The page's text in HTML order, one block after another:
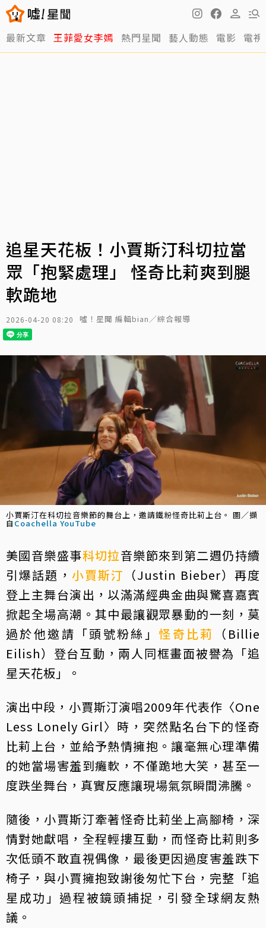
最新文章 王菲愛女李嫣 熱門星聞 藝人動態 電影 電視
追星天花板！小賈斯汀科切拉當
眾「抱緊處理」 怪奇比莉爽到腿
軟跪地
2026-04-20 08:20 噓！星聞 編輯bian／綜合報導
小賈斯汀在科切拉音樂節的舞台上，邀請鐵粉怪奇比莉上台。 圖／擷
自 Coachella YouTube
美國音樂盛事科切拉音樂節來到第二週仍持續
引爆話題， 小賈斯汀 （Justin Bieber）再度
登上主舞台演出，以滿滿經典金曲與驚喜嘉賓
掀起全場高潮。其中最讓觀眾暴動的一刻，莫
過於他邀請「頭號粉絲」怪奇比莉
（Billie
Eilish）登台互動，兩人同框畫面被譽為「追
星天花板」。
演出中段，小賈斯汀演唱2009年代表作〈One
Less Lonely Girl〉時，突然點名台下的怪奇
比莉上台，並給予熱情擁抱。讓毫無心理準備
的她當場害羞到癱軟，不僅跪地大笑，甚至一
度跌坐舞台，真實反應讓現場氣氛瞬間沸騰。
隨後，小賈斯汀牽著怪奇比莉坐上高腳椅，深
情對她獻唱，全程輕摟互動，而怪奇比莉則多
次低頭不敢直視偶像，最後更因過度害羞跌下
椅子，與小賈擁抱致謝後匆忙下台，完整「追
星成功」過程被鏡頭捕捉，引發全球網友熱
議。